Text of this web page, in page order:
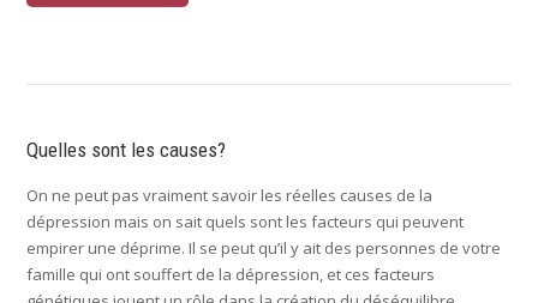
Quelles sont les causes?
On ne peut pas vraiment savoir les réelles causes de la
dépression mais on sait quels sont les facteurs qui peuvent
empirer une déprime. Il se peut qu’il y ait des personnes de votre
famille qui ont souffert de la dépression, et ces facteurs